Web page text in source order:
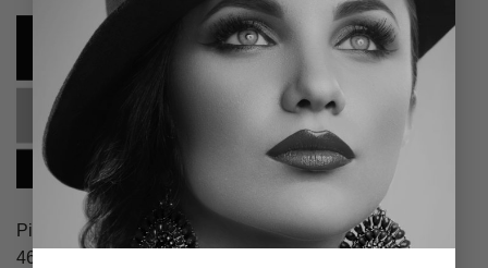
Piazza Guglielmo Marconi, 4
46100 Mantova (MN)